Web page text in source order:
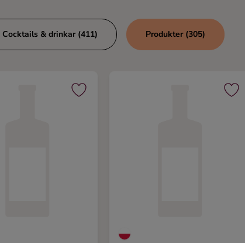
Cocktails & drinkar (411) Produkter (305)